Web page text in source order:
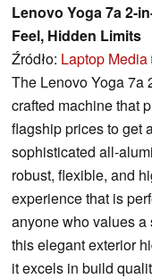
Lenovo Yoga 7a 2-
Feel, Hidden Limits
Źródło: Laptop Media
The Lenovo Yoga 7a
crafted machine that
flagship prices to get
sophisticated all-
robust, flexible, and
experience that is
anyone who values a
this elegant exterior
it excels in build